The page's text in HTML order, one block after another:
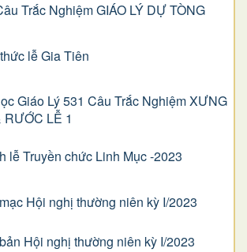
Trắc Nghiệm GIÁO LÝ DỰ TÒNG
lễ Gia Tiên
Giáo Lý 531 Câu Trắc Nghiệm XƯNG
RƯỚC LỄ 1
lễ Truyền chức Linh Mục -2023
Hội nghị thường niên kỳ I/2023
Hội nghị thường niên kỳ I/2023